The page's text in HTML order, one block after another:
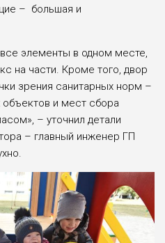
– большая и
все элементы в одном месте,
на части. Кроме того, двор
зрения санитарных норм –
и мест сбора
– уточнил детали
– главный инженер ГП